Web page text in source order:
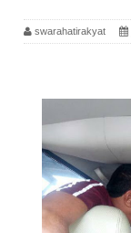
swarahatirakyat